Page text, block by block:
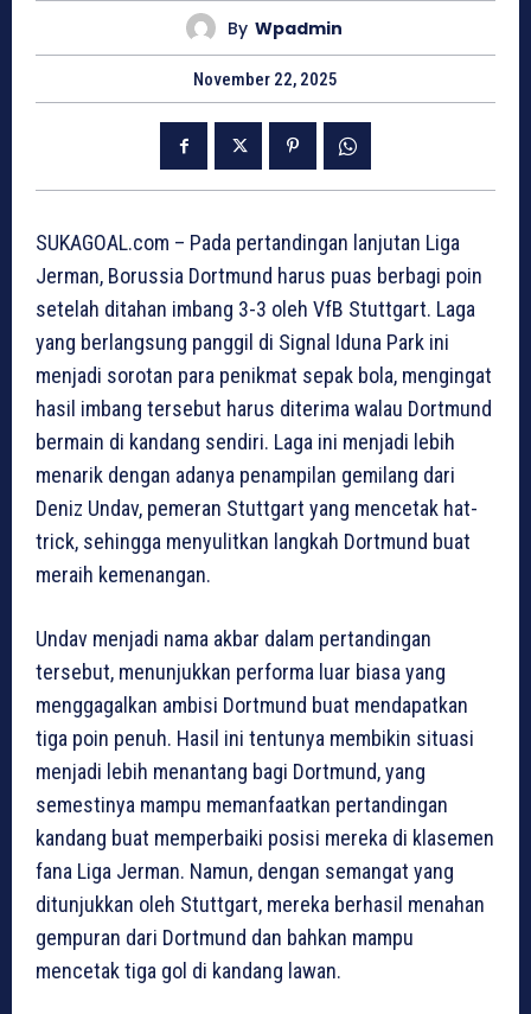
By Wpadmin
November 22, 2025
SUKAGOAL.com – Pada pertandingan lanjutan Liga
Jerman, Borussia Dortmund harus puas berbagi poin
setelah ditahan imbang 3-3 oleh VfB Stuttgart. Laga
yang berlangsung panggil di Signal Iduna Park ini
menjadi sorotan para penikmat sepak bola, mengingat
hasil imbang tersebut harus diterima walau Dortmund
bermain di kandang sendiri. Laga ini menjadi lebih
menarik dengan adanya penampilan gemilang dari
Deniz Undav, pemeran Stuttgart yang mencetak hat-
trick, sehingga menyulitkan langkah Dortmund buat
meraih kemenangan.
Undav menjadi nama akbar dalam pertandingan
tersebut, menunjukkan performa luar biasa yang
menggagalkan ambisi Dortmund buat mendapatkan
tiga poin penuh. Hasil ini tentunya membikin situasi
menjadi lebih menantang bagi Dortmund, yang
semestinya mampu memanfaatkan pertandingan
kandang buat memperbaiki posisi mereka di klasemen
fana Liga Jerman. Namun, dengan semangat yang
ditunjukkan oleh Stuttgart, mereka berhasil menahan
gempuran dari Dortmund dan bahkan mampu
mencetak tiga gol di kandang lawan.